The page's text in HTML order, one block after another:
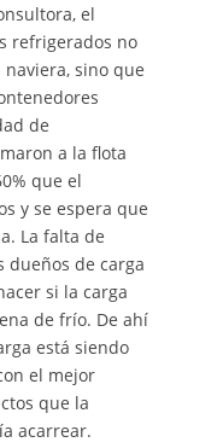
el
refrigerados no
sino que
de
a la flota
que el
y se espera que
La falta de
dueños de carga
si la carga
de frío. De ahí
está siendo
el mejor
que la
acarrear.